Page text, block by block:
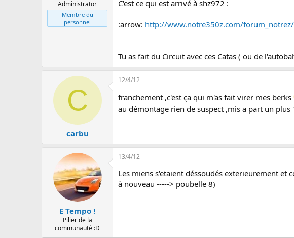
Administrator
Membre du
personnel
C'est ce qui est arrivé à shz972 :
:arrow: http://www.notre350z.com/
Tu as fait du Circuit avec ces Catas ( ou de
C
carbu
12/4/12
franchement ,c'est ça qui m'as fait virer mes berks
au démontage rien de suspect ,mis a part un
E Tempo !
Pilier de la
communauté :D
13/4/12
Les miens s'etaient déssoudés exterieurement et
à nouveau -----> poubelle 8)